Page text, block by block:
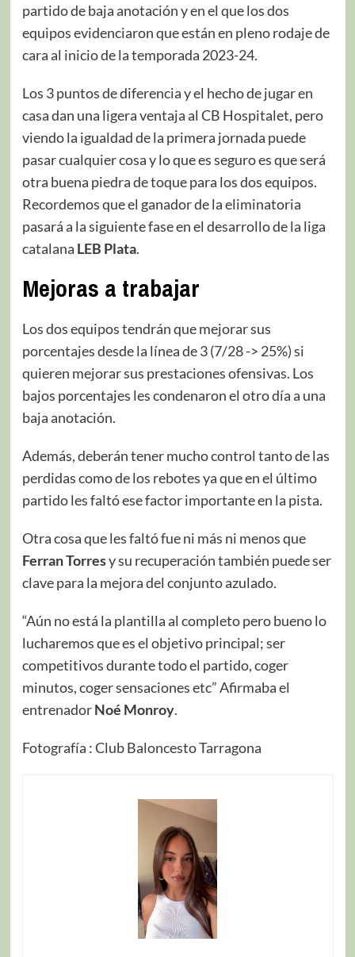
partido de baja anotación y en el que los dos
equipos evidenciaron que están en pleno rodaje de
cara al inicio de la temporada 2023-24.
Los 3 puntos de diferencia y el hecho de jugar en
casa dan una ligera ventaja al CB Hospitalet, pero
viendo la igualdad de la primera jornada puede
pasar cualquier cosa y lo que es seguro es que será
otra buena piedra de toque para los dos equipos.
Recordemos que el ganador de la eliminatoria
pasará a la siguiente fase en el desarrollo de la liga
catalana LEB Plata.
Mejoras a trabajar
Los dos equipos tendrán que mejorar sus
porcentajes desde la línea de 3 (7/28 -> 25%) si
quieren mejorar sus prestaciones ofensivas. Los
bajos porcentajes les condenaron el otro día a una
baja anotación.
Además, deberán tener mucho control tanto de las
perdidas como de los rebotes ya que en el último
partido les faltó ese factor importante en la pista.
Otra cosa que les faltó fue ni más ni menos que
Ferran Torresy su recuperación también puede ser
clave para la mejora del conjunto azulado.
“Aún no está la plantilla al completo pero bueno lo
lucharemos que es el objetivo principal; ser
competitivos durante todo el partido, coger
minutos, coger sensaciones etc” Afirmaba el
entrenadorNoé Monroy.
Fotografía : Club Baloncesto Tarragona